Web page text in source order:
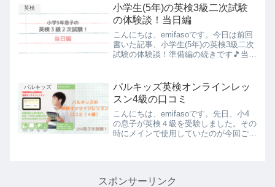
思います！★パルキッズで英語を学ぶ我
が家の子どもたち...
英検
小学生(5年)の英検3級二次試験
の体験談！当日編
こんにちは、emifasoです。今日は前回
書いた記事、小学生(5年)の英検3級二次
試験の体験談！準備編の続きです🎵当日
証明書、筆記用具(鉛筆と消しゴム)で
す。☆受験票に...
パルキッズ
パルキッズ英検オンラインレッ
スン4級の口コミ
こんにちは、emifasoです。先日、小4
の息子が英検４級を受験しました。その
時にメインで使用していたのが今回ご紹
スポンサーリンク